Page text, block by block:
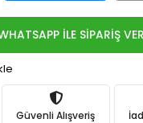
İLE SİPARİŞ VER
Güvenli Alışveriş